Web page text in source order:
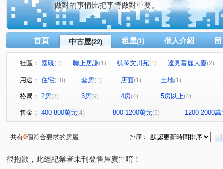
做對的事情比把事情做對重要。
首頁 中古屋(22) 租屋(1) 個人介紹
社區： 國硯(1) 聯上居謙(1) 棋琴文川苑(1) 遠見富麗大廈(2)
岡山市金座 (1) (1)
文川路
重義路 灣裡路(1) 重平路(1)
佛公路(1) 建國一路 中山路(1) 永昌一街 (1)
美術
林森四路(1) 北昌二街(1) 南天街(1) 仕豐南路(1) 大
用途： 住宅(18) 套房(1) 店面(1) 土地(1)
格局： 2房(3) 3房(9) 4房(4) 5房以上(4)
售金： 400-800萬元(4) 800-1200萬元(5) 1200-2000萬
共有0個符合要求的房屋 排序：
很抱歉，此經紀業者未刊登售屋廣告唷！